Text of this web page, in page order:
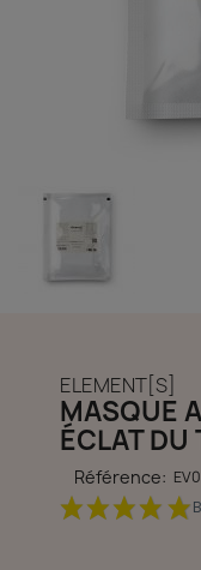
ELEMENT[S]
MASQUE
ÉCLAT DU
Référence: